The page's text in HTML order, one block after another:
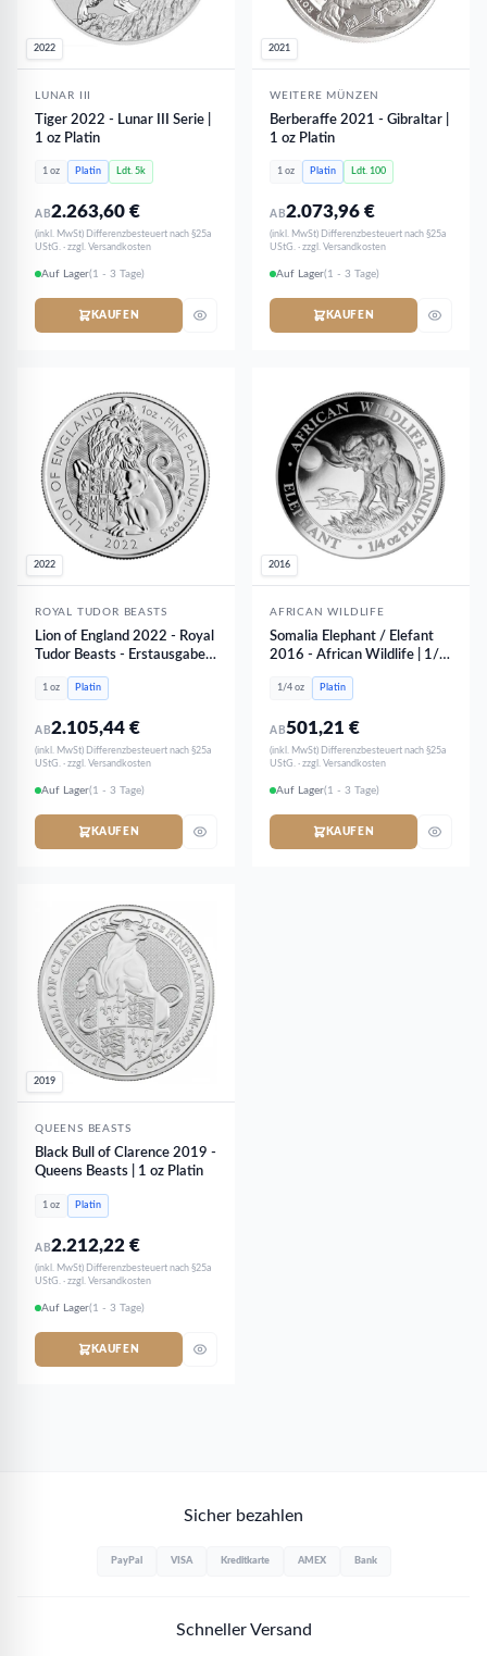
2022
LUNAR III
Tiger 2022 - Lunar III Serie |
1 oz Platin
1 oz Platin Ldt. 5k
AB2.263,60€
(inkl. MwSt) Differenzbesteuert nach §25a
UStG. · zzgl. Versandkosten
Auf Lager(1 - 3 Tage)
KAUFEN
2021
WEITERE MÜNZEN
Berberaffe 2021 - Gibraltar |
1 oz Platin
1 oz Platin Ldt. 100
AB2.073,96€
(inkl. MwSt) Differenzbesteuert nach §25a
UStG. · zzgl. Versandkosten
Auf Lager(1 - 3 Tage)
KAUFEN
2022
ROYAL TUDOR BEASTS
Lion of England 2022 - Royal
Tudor Beasts - Erstausgabe |
1 oz Platin
1 oz Platin
AB2.105,44€
(inkl. MwSt) Differenzbesteuert nach §25a
UStG. · zzgl. Versandkosten
Auf Lager(1 - 3 Tage)
KAUFEN
2016
AFRICAN WILDLIFE
Somalia Elephant / Elefant
2016 - African Wildlife | 1/4
oz Platin
1/4 oz Platin
AB501,21€
(inkl. MwSt) Differenzbesteuert nach §25a
UStG. · zzgl. Versandkosten
Auf Lager(1 - 3 Tage)
KAUFEN
2019
QUEENS BEASTS
Black Bull of Clarence 2019 -
Queens Beasts | 1 oz Platin
1 oz Platin
AB2.212,22€
(inkl. MwSt) Differenzbesteuert nach §25a
UStG. · zzgl. Versandkosten
Auf Lager(1 - 3 Tage)
KAUFEN
Sicher bezahlen
PayPal VISA Kreditkarte AMEX Bank
Schneller Versand